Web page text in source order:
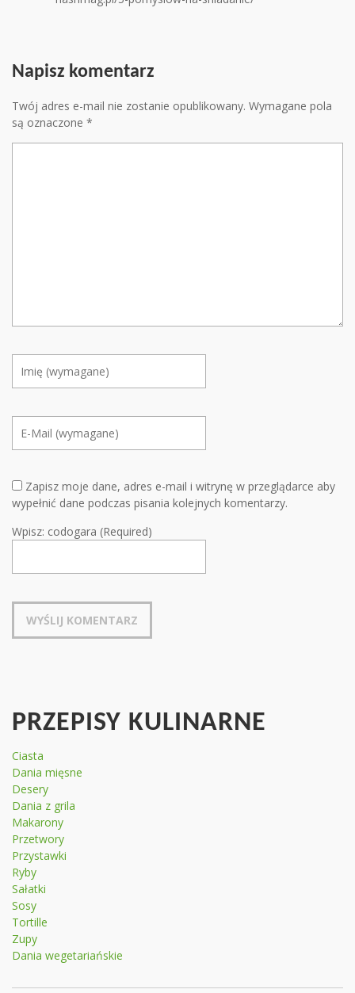
Napisz komentarz
Twój adres e-mail nie zostanie opublikowany. Wymagane pola
są oznaczone *
Zapisz moje dane, adres e-mail i witrynę w przeglądarce aby
wypełnić dane podczas pisania kolejnych komentarzy.
Wpisz: codogara (Required)
PRZEPISY KULINARNE
Ciasta
Dania mięsne
Desery
Dania z grila
Makarony
Przetwory
Przystawki
Ryby
Sałatki
Sosy
Tortille
Zupy
Dania wegetariańskie